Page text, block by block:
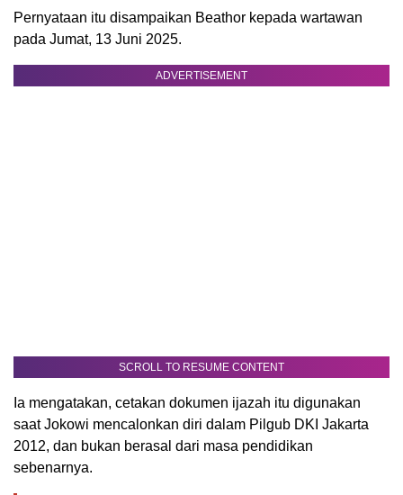
Pernyataan itu disampaikan Beathor kepada wartawan
pada Jumat, 13 Juni 2025.
ADVERTISEMENT
SCROLL TO RESUME CONTENT
Ia mengatakan, cetakan dokumen ijazah itu digunakan
saat Jokowi mencalonkan diri dalam Pilgub DKI Jakarta
2012, dan bukan berasal dari masa pendidikan
sebenarnya.